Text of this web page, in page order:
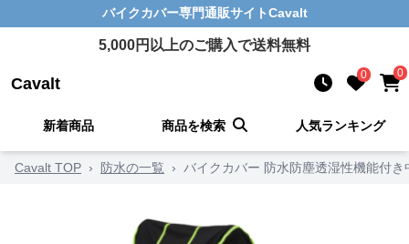
バイクカバー専門通販サイトCavalt
5,000円以上のご購入で送料無料
Cavalt 0 0
新着商品 商品を検索 人気ランキング
Cavalt TOP › 防水の一覧 › バイクカバー 防水防塵透湿性機能付